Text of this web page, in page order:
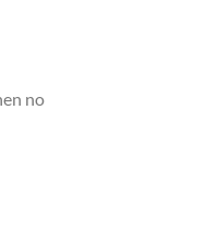
no